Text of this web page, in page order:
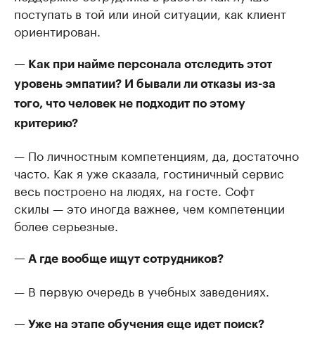
поступать в той или иной ситуации, как клиент
ориентирован.
— Как при найме персонала отследить этот
уровень эмпатии? И бывали ли отказы из-за
того, что человек не подходит по этому
критерию?
— По личностным компетенциям, да, достаточно
часто. Как я уже сказала, гостиничный сервис
весь построено на людях, на госте. Софт
скилы — это иногда важнее, чем компетенции
более серьезные.
— А где вообще ищут сотрудников?
— В первую очередь в учебных заведениях.
— Уже на этапе обучения еще идет поиск?